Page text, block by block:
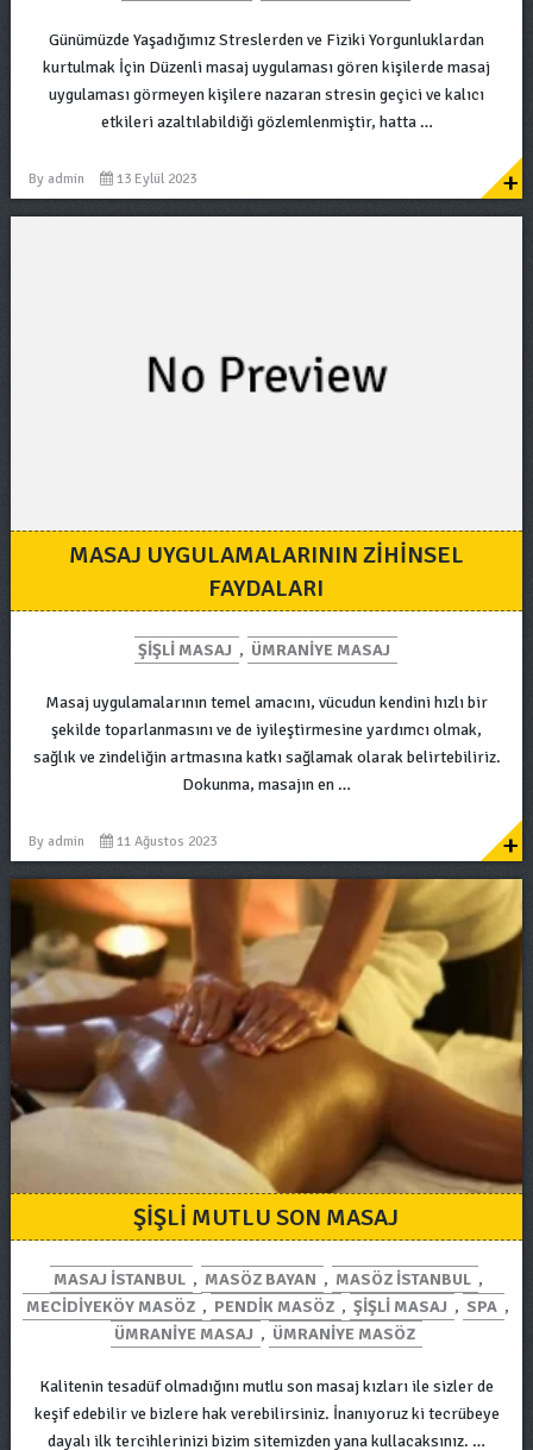
Günümüzde Yaşadığımız Streslerden ve Fiziki Yorgunluklardan
kurtulmak İçin Düzenli masaj uygulaması gören kişilerde masaj
uygulaması görmeyen kişilere nazaran stresin geçici ve kalıcı
etkileri azaltılabildiği gözlemlenmiştir, hatta …
By admin 13 Eylül 2023 +
MASAJ UYGULAMALARININ ZIHINSEL
FAYDALARI
ŞIŞLI MASAJ , ÜMRANIYE MASAJ
Masaj uygulamalarının temel amacını, vücudun kendini hızlı bir
şekilde toparlanmasını ve de iyileştirmesine yardımcı olmak,
sağlık ve zindeliğin artmasına katkı sağlamak olarak belirtebiliriz.
Dokunma, masajın en …
By admin 11 Ağustos 2023 +
ŞIŞLI MUTLU SON MASAJ
MASAJ ISTANBUL , MASÖZ BAYAN , MASÖZ ISTANBUL ,
MECIDIYEKÖY MASÖZ , PENDIK MASÖZ , ŞIŞLI MASAJ , SPA ,
ÜMRANIYE MASAJ , ÜMRANIYE MASÖZ
Kalitenin tesadüf olmadığını mutlu son masaj kızları ile sizler de
keşif edebilir ve bizlere hak verebilirsiniz. İnanıyoruz ki tecrübeye
dayalı ilk tercihlerinizi bizim sitemizden yana kullacaksınız. …